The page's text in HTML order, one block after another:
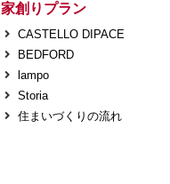
家創りプラン
CASTELLO DIPACE
BEDFORD
lampo
Storia
住まいづくりの流れ